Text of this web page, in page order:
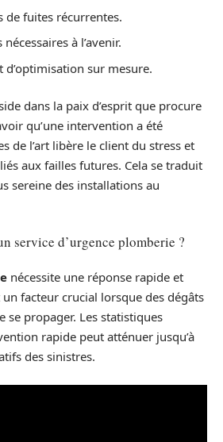
de fuites récurrentes.
à l’avenir.
d’optimisation sur mesure.
dans la paix d’esprit que procure
qu’une intervention a été
de l’art libère le client du stress et
aux failles futures. Cela se traduit
sereine des installations au
service d’urgence plomberie ?
nécessite une réponse rapide et
facteur crucial lorsque des dégâts
se propager. Les statistiques
rapide peut atténuer jusqu’à
des sinistres.